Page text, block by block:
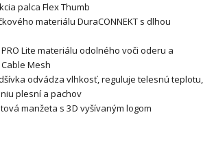
palca Flex Thumb
materiálu DuraCONNEKT s dlhou
Lite materiálu odolného voči oderu a
Mesh
odvádza vlhkosť, reguluje telesnú teplotu,
plesní a pachov
manžeta s 3D vyšívaným logom